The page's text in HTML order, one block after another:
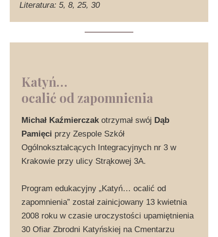
Literatura: 5, 8, 25, 30
Katyń…
ocalić od zapomnienia
Michał Kaźmierczakotrzymał swój Dąb
Pamięci przy Zespole Szkół
Ogólnokształcących Integracyjnych nr 3 w
Krakowie przy ulicy Strąkowej 3A.
Program edukacyjny „Katyń… ocalić od
zapomnienia” został zainicjowany 13 kwietnia
2008 roku w czasie uroczystości upamiętnienia
30 Ofiar Zbrodni Katyńskiej na Cmentarzu